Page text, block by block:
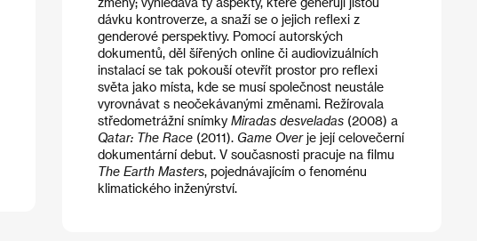
dávku kontroverze, a snaží se o jejich reflexi z
genderové perspektivy. Pomocí autorských
dokumentů, děl šířených online či audiovizuálních
instalací se tak pokouší otevřít prostor pro reflexi
světa jako místa, kde se musí společnost neustále
vyrovnávat s neočekávanými změnami. Režírovala
středometrážní snímky Miradas desveladas(2008) a
Qatar: The Race(2011). Game Overje její celovečerní
dokumentární debut. V současnosti pracuje na filmu
The Earth Masters, pojednávajícím o fenoménu
klimatického inženýrství.